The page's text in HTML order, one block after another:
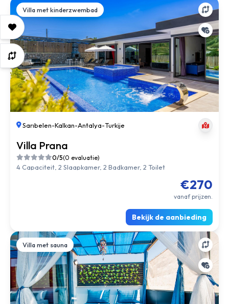
Villa met kinderzwembad
Sarıbelen-Kalkan-Antalya-Turkije
Villa Prana
0/5(0 evaluatie)
4 Capaciteit, 2 Slaapkamer, 2 Badkamer, 2 Toilet
€270
vanaf prijzen.
Bekijk de aanbieding
Villa met sauna